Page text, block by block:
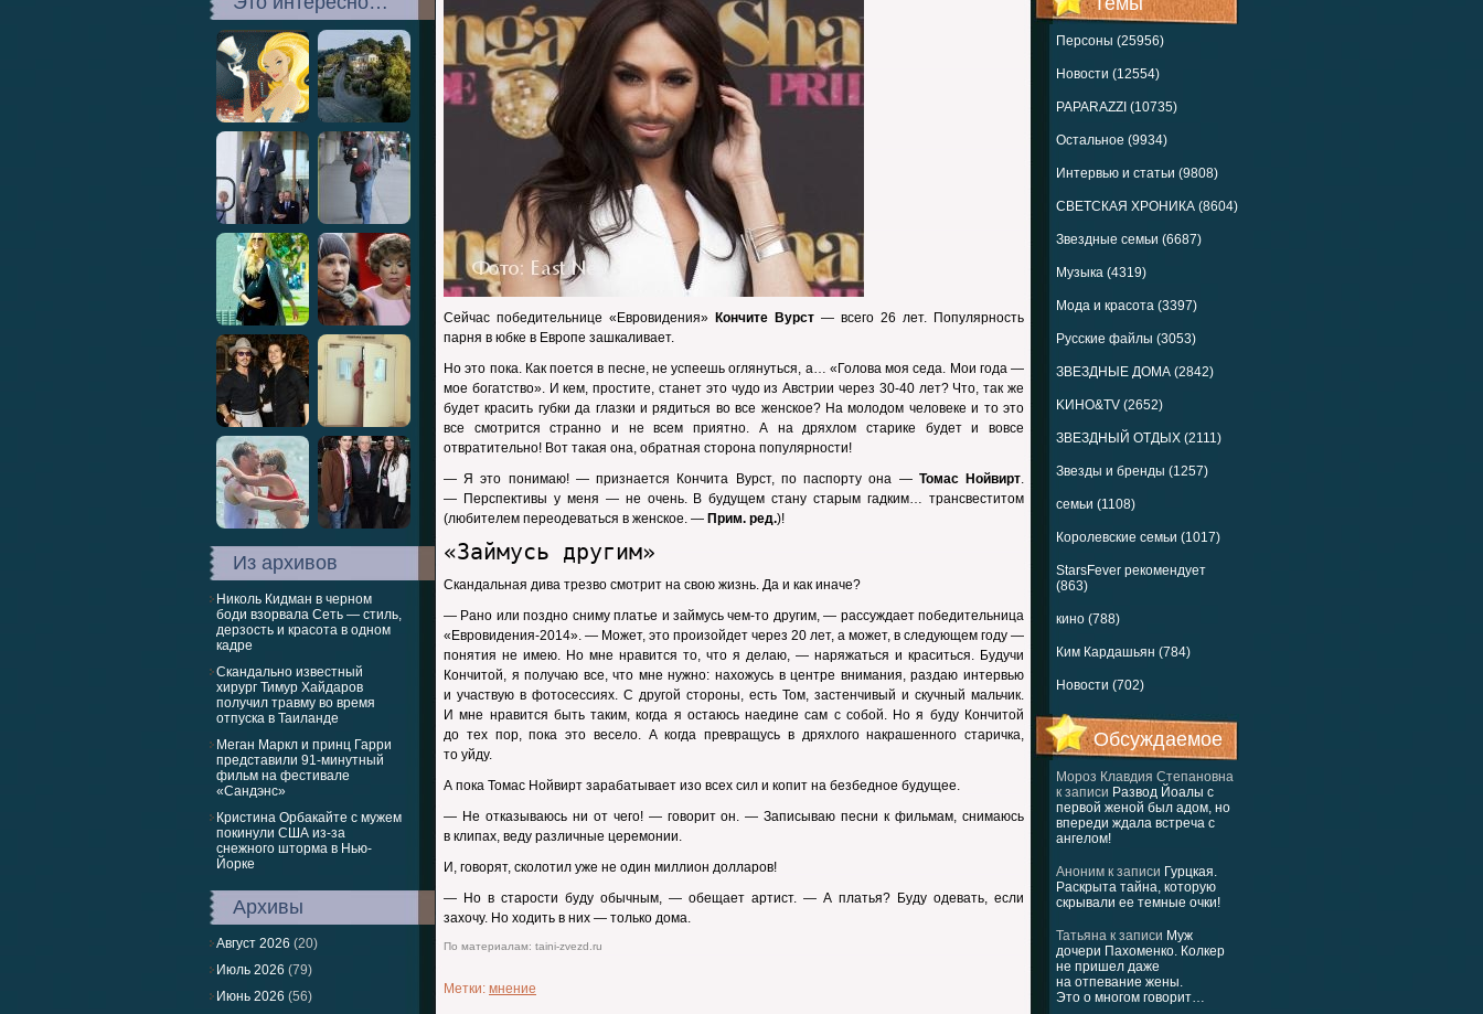
Персоны (25956)
Новости (12554)
PAPARAZZI (10735)
Остальное (9934)
Интервью и статьи (9808)
СВЕТСКАЯ ХРОНИКА (8604)
Звездные семьи (6687)
Музыка (4319)
Мода и красота (3397)
Русские файлы (3053)
ЗВЕЗДНЫЕ ДОМА (2842)
KИНО&TV (2652)
ЗВЕЗДНЫЙ ОТДЫХ (2111)
Звезды и бренды (1257)
семьи (1108)
Королевские семьи (1017)
StarsFever рекомендует
(863)
кино (788)
Ким Кардашьян (784)
Новости (702)
Обсуждаемое
Мороз Клавдия Степановна
к записи Развод Йоалы с
первой женой был адом, но
впереди ждала встреча с
ангелом!
Аноним к записи Гурцкая.
Раскрыта тайна, которую
скрывали ее темные очки!
Татьяна к записи Муж
дочери Пахоменко. Колкер
не пришел даже
на отпевание жены.
Это о многом говорит…
Из архивов
Николь Кидман в черном
боди взорвала Сеть — стиль,
дерзость и красота в одном
кадре
Скандально известный
хирург Тимур Хайдаров
получил травму во время
отпуска в Таиланде
Меган Маркл и принц Гарри
представили 91-минутный
фильм на фестивале
«Сандэнс»
Кристина Орбакайте с мужем
покинули США из-за
снежного шторма в Нью-
Йорке
Архивы
Август 2026 (20)
Июль 2026 (79)
Июнь 2026 (56)
Сейчас победительнице «Евровидения» Кончите Вурст — всего 26 лет. Популярность
парня в юбке в Европе зашкаливает.
Но это пока. Как поется в песне, не успеешь оглянуться, а… «Голова моя седа. Мои года —
мое богатство». И кем, простите, станет это чудо из Австрии через 30-40 лет? Что, так же
будет красить губки да глазки и рядиться во все женское? На молодом человеке и то это
все смотрится странно и не всем приятно. А на дряхлом старике будет и вовсе
отвратительно! Вот такая она, обратная сторона популярности!
— Я это понимаю! — признается Кончита Вурст, по паспорту она — Томас Нойвирт.
— Перспективы у меня — не очень. В будущем стану старым гадким… трансвеститом
(любителем переодеваться в женское. — Прим. ред.)!
«Займусь другим»
Скандальная дива трезво смотрит на свою жизнь. Да и как иначе?
— Рано или поздно сниму платье и займусь чем-то другим, — рассуждает победительница
«Евровидения-2014». — Может, это произойдет через 20 лет, а может, в следующем году —
понятия не имею. Но мне нравится то, что я делаю, — наряжаться и краситься. Будучи
Кончитой, я получаю все, что мне нужно: нахожусь в центре внимания, раздаю интервью
и участвую в фотосессиях. С другой стороны, есть Том, застенчивый и скучный мальчик.
И мне нравится быть таким, когда я остаюсь наедине сам с собой. Но я буду Кончитой
до тех пор, пока это весело. А когда превращусь в дряхлого накрашенного старичка,
то уйду.
А пока Томас Нойвирт зарабатывает изо всех сил и копит на безбедное будущее.
— Не отказываюсь ни от чего! — говорит он. — Записываю песни к фильмам, снимаюсь
в клипах, веду различные церемонии.
И, говорят, сколотил уже не один миллион долларов!
— Но в старости буду обычным, — обещает артист. — А платья? Буду одевать, если
захочу. Но ходить в них — только дома.
По материалам: taini-zvezd.ru
Метки: мнение